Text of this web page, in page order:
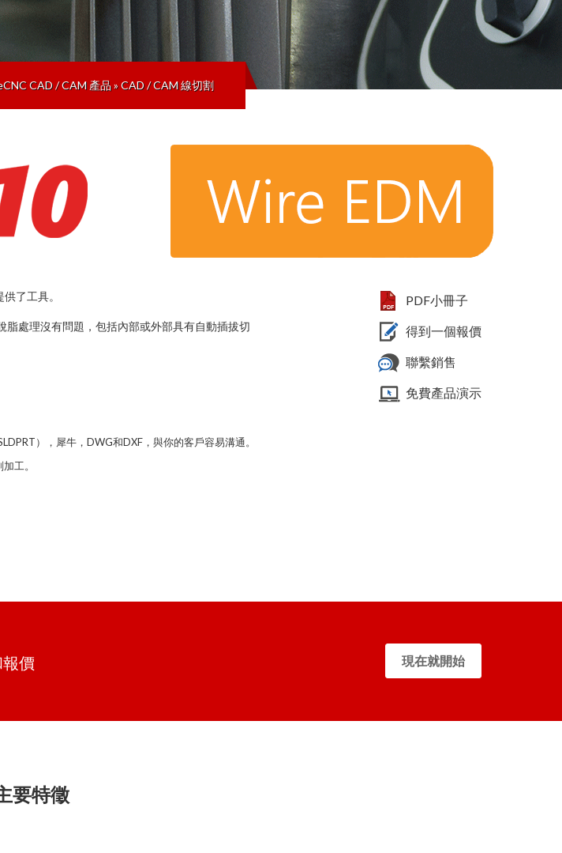
CAD / CAM 產品»CAD / CAM 線切割
了工具。
處理沒有問題，包括內部或外部具有自動插拔切
PDF小冊子
得到一個報價
聯繫銷售
免費產品演示
），犀牛，DWG和DXF，與你的客戶容易溝通。
工。
價 現在就開始
要特徵